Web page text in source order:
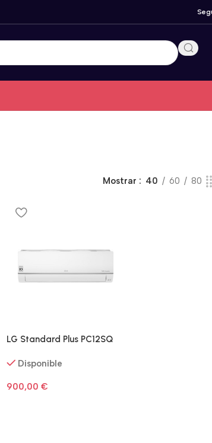
Mostrar 40 60 80
LG Standard Plus PC12SQ
Disponible
900,00 €